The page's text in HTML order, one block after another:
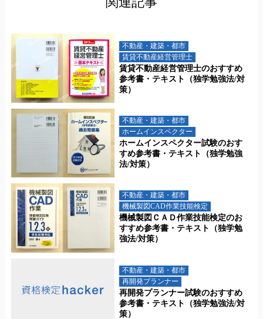
不動産・建築・都市
賃貸不動産経営管理士
賃貸不動産経営管理士のおすすめ
参考書・テキスト（独学勉強法/対
策）
不動産・建築・都市
ホームインスペクター
ホームインスペクター試験のおす
すめ参考書・テキスト（独学勉強
法/対策）
不動産・建築・都市
機械製図CAD作業技能検定
機械製図ＣＡＤ作業技能検定のお
すすめ参考書・テキスト（独学勉
強法/対策）
不動産・建築・都市
再開発プランナー
再開発プランナー試験のおすすめ
参考書・テキスト（独学勉強法/対
策）